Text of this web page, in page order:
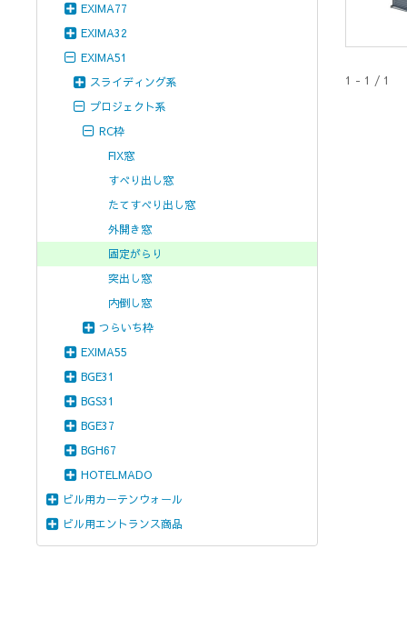
EXIMA77
EXIMA32
EXIMA51
スライディング系
プロジェクト系
RC枠
FIX窓
すべり出し窓
たてすべり出し窓
外開き窓
固定がらり
突出し窓
内倒し窓
つらいち枠
EXIMA55
BGE31
BGS31
BGE37
BGH67
HOTELMADO
ビル用カーテンウォール
ビル用エントランス商品
1 - 1 / 1